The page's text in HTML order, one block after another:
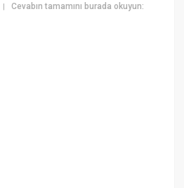
|Cevabın tamamını burada okuyun: